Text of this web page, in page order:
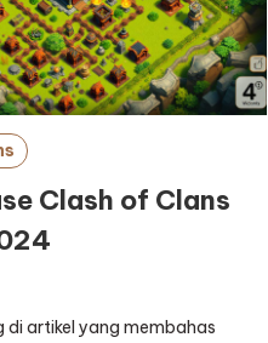
Clash of Clans
artikel yang membahas